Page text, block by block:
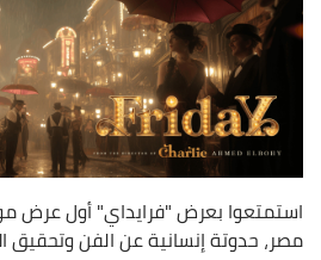
استمتعوا بعرض "فرايداي" أول
مصر، حدوتة إنسانية عن الفن وتحقيق